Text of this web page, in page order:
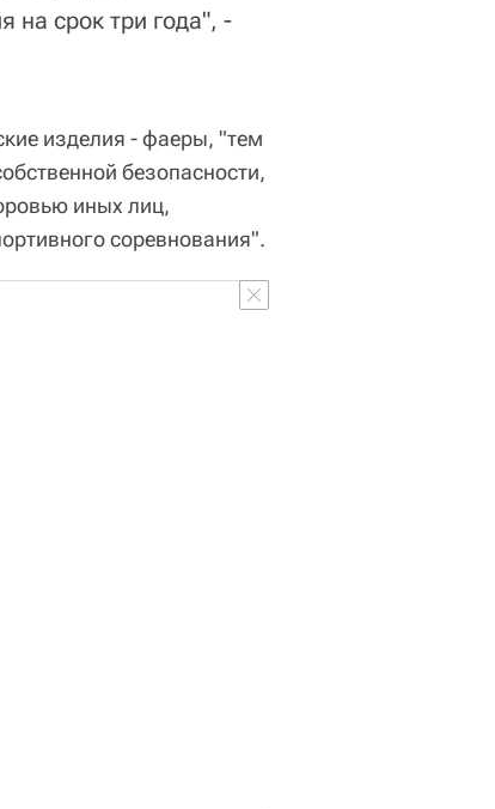
на срок три года", -
изделия - фаеры, "тем
безопасности,
иных лиц,
соревнования".